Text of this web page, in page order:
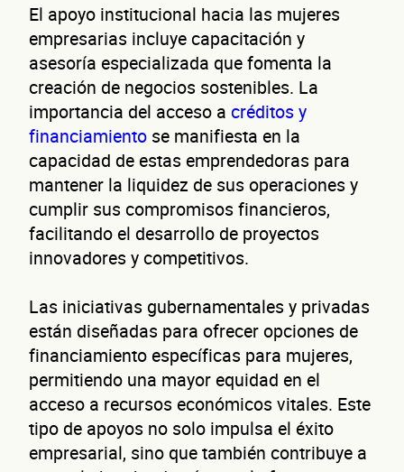
El apoyo institucional hacia las mujeres
empresarias incluye capacitación y
asesoría especializada que fomenta la
creación de negocios sostenibles. La
importancia del acceso a créditos y
financiamiento se manifiesta en la
capacidad de estas emprendedoras para
mantener la liquidez de sus operaciones y
cumplir sus compromisos financieros,
facilitando el desarrollo de proyectos
innovadores y competitivos.
Las iniciativas gubernamentales y privadas
están diseñadas para ofrecer opciones de
financiamiento específicas para mujeres,
permitiendo una mayor equidad en el
acceso a recursos económicos vitales. Este
tipo de apoyos no solo impulsa el éxito
empresarial, sino que también contribuye a